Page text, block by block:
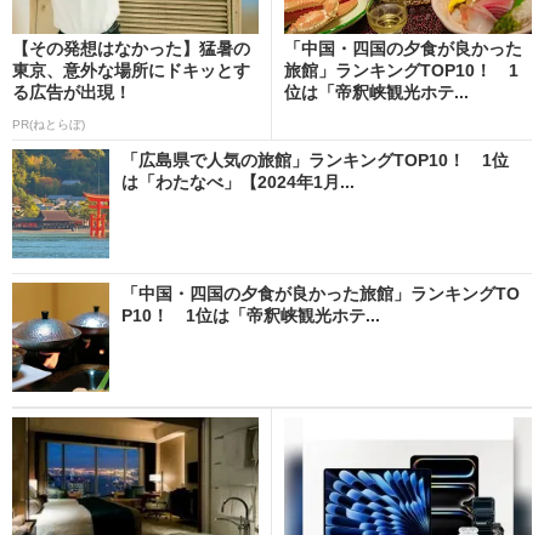
【その発想はなかった】猛暑の
東京、意外な場所にドキッとす
る広告が出現！
PR(ねとらぼ)
「中国・四国の夕食が良かった
旅館」ランキングTOP10！ 1
位は「帝釈峡観光ホテ...
「広島県で人気の旅館」ランキングTOP10！ 1位
は「わたなべ」【2024年1月...
「中国・四国の夕食が良かった旅館」ランキングTO
P10！ 1位は「帝釈峡観光ホテ...